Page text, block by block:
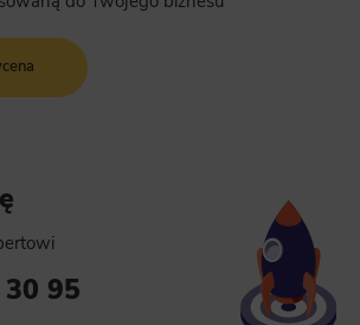
presented.
advertising and retargeting content deemed most appropriate.
95